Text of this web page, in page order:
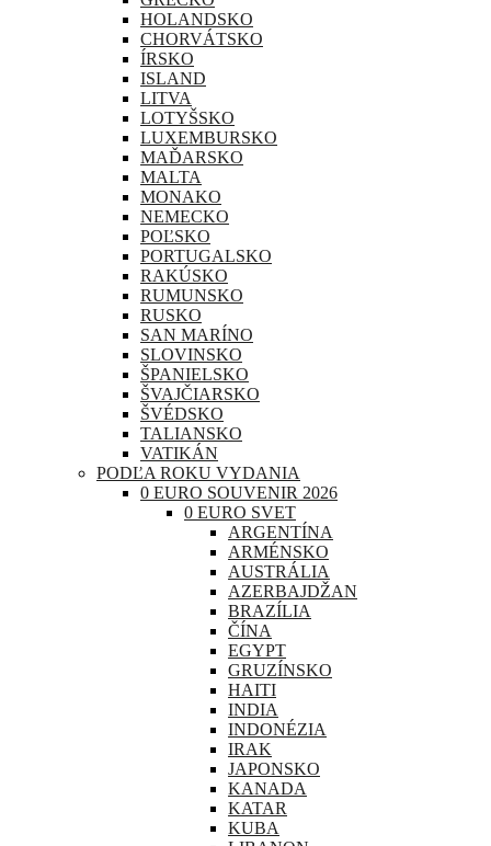
HOLANDSKO
CHORVÁTSKO
ÍRSKO
ISLAND
LITVA
LOTYŠSKO
LUXEMBURSKO
MAĎARSKO
MALTA
MONAKO
NEMECKO
POĽSKO
PORTUGALSKO
RAKÚSKO
RUMUNSKO
RUSKO
SAN MARÍNO
SLOVINSKO
ŠPANIELSKO
ŠVAJČIARSKO
ŠVÉDSKO
TALIANSKO
VATIKÁN
PODĽA ROKU VYDANIA
0 EURO SOUVENIR 2026
0 EURO SVET
ARGENTÍNA
ARMÉNSKO
AUSTRÁLIA
AZERBAJDŽAN
BRAZÍLIA
ČÍNA
EGYPT
GRUZÍNSKO
HAITI
INDIA
INDONÉZIA
IRAK
JAPONSKO
KANADA
KATAR
KUBA